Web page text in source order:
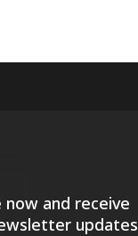
now and receive
updates